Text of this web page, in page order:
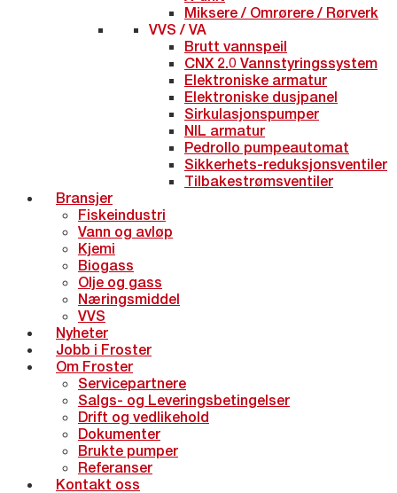
Miksere / Omrørere / Rørverk
VVS / VA
Brutt vannspeil
CNX 2.0 Vannstyringssystem
Elektroniske armatur
Elektroniske dusjpanel
Sirkulasjonspumper
NIL armatur
Pedrollo pumpeautomat
Sikkerhets-reduksjonsventiler
Tilbakestrømsventiler
Bransjer
Fiskeindustri
Vann og avløp
Kjemi
Biogass
Olje og gass
Næringsmiddel
VVS
Nyheter
Jobb i Froster
Om Froster
Servicepartnere
Salgs- og Leveringsbetingelser
Drift og vedlikehold
Dokumenter
Brukte pumper
Referanser
Kontakt oss